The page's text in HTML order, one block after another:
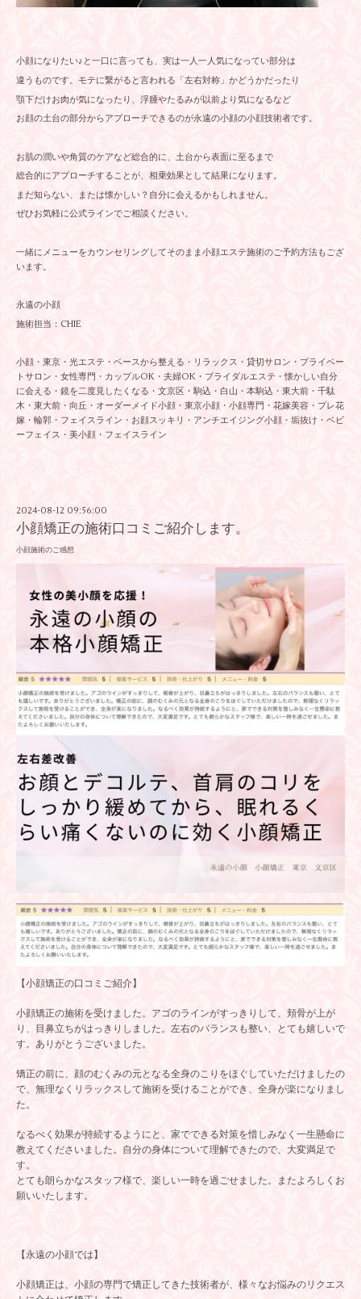
小顔になりたい♪と一口に言っても、実は一人一人気になってい部分は
違うものです。モテに繋がると言われる「左右対称」かどうかだったり
顎下だけお肉が気になったり、浮腫やたるみが以前より気になるなど
お顔の土台の部分からアプローチできるのが永遠の小顔の小顔技術者です。
お肌の潤いや角質のケアなど総合的に、土台から表面に至るまで
総合的にアプローチすることが、相乗効果として結果になります。
まだ知らない、または懐かしい？自分に会えるかもしれません。
ぜひお気軽に公式ラインでご相談ください。
一緒にメニューをカウンセリングしてそのまま小顔エステ施術のご予約方法もござ
います。
永遠の小顔
施術担当：CHIE
小顔・東京・光エステ・ベースから整える・リラックス・貸切サロン・プライベー
トサロン・女性専門・カップルOK・夫婦OK・ブライダルエステ・懐かしい自分
に会える・鏡を二度見したくなる・文京区・駒込・白山・本駒込・東大前・千駄
木・東大前・向丘・オーダーメイド小顔・東京小顔・小顔専門・花嫁美容・プレ花
嫁・輪郭・フェイスライン・お顔スッキリ・アンチエイジング小顔・垢抜け・ベビ
ーフェイス・美小顔・フェイスライン
2024-08-12 09:56:00
小顔矯正の施術口コミご紹介します。
小顔施術のご感想
【小顔矯正の口コミご紹介】
小顔矯正の施術を受けました。アゴのラインがすっきりして、頬骨が上が
り、目鼻立ちがはっきりしました。左右のバランスも整い、とても嬉しいで
す。ありがとうございました。
矯正の前に、顔のむくみの元となる全身のこりをほぐしていただけましたの
で、無理なくリラックスして施術を受けることができ、全身が楽になりまし
た。
なるべく効果が持続するようにと、家でできる対策を惜しみなく一生懸命に
教えてくださいました。自分の身体について理解できたので、大変満足で
す。
とても朗らかなスタッフ様で、楽しい一時を過ごせました。またよろしくお
願いいたします。
【永遠の小顔では】
小顔矯正は、小顔の専門で矯正してきた技術者が、様々なお悩みのリクエス